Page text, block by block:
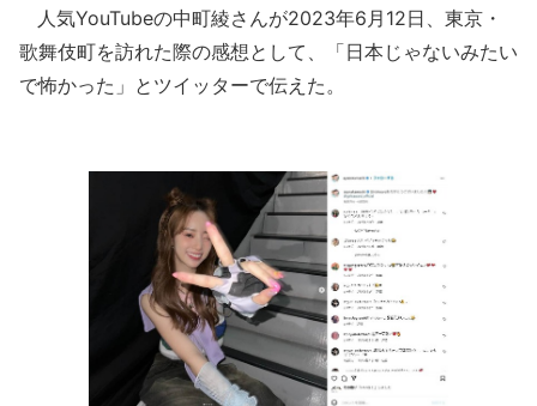
人気YouTubeの中町綾さんが2023年6月12日、東京・
歌舞伎町を訪れた際の感想として、「日本じゃないみたい
で怖かった」とツイッターで伝えた。